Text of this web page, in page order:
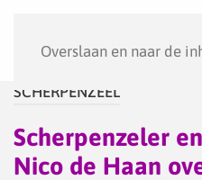
Overslaan en naar de
SCHERPENZEEL
Scherpenzeler
Nico de Haan